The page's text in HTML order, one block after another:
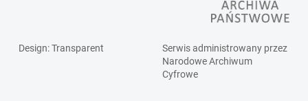
Design: Transparent
Serwis administrowany przez
Narodowe Archiwum
Cyfrowe